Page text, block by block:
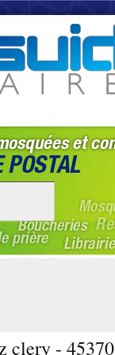
clery - 45370